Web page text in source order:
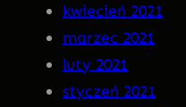
kwiecień 2021
marzec 2021
luty 2021
styczeń 2021